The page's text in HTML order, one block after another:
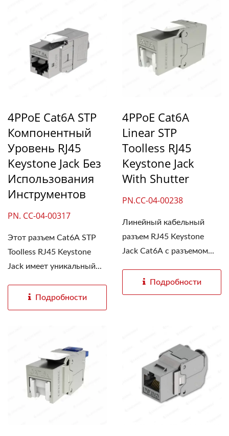
4PPoE Cat6A STP
Компонентный
Уровень RJ45
Keystone Jack Без
Использования
Инструментов
PN. CC-04-00317
Этот разъем Cat6A STP
Toolless RJ45 Keystone
Jack имеет уникальный...
Подробности
4PPoE Cat6A
Linear STP
Toolless RJ45
Keystone Jack
With Shutter
PN.CC-04-00238
Линейный кабельный
разъем RJ45 Keystone
Jack Cat6A с разъемом...
Подробности